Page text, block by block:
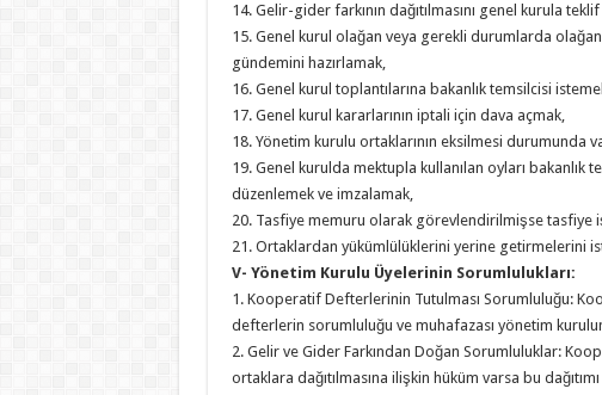
14. Gelir-gider farkının dağıtılmasını genel kurula
15. Genel kurul olağan veya gerekli durumlarda
gündemini hazırlamak,
16. Genel kurul toplantılarına bakanlık temsilcisi
17. Genel kurul kararlarının iptali için dava açmak,
18. Yönetim kurulu ortaklarının eksilmesi durumunda
19. Genel kurulda mektupla kullanılan oyları bakanlık
düzenlemek ve imzalamak,
20. Tasfiye memuru olarak görevlendirilmişse tasfiye
21. Ortaklardan yükümlülüklerini yerine getirmelerini
V- Yönetim Kurulu Üyelerinin Sorumlulukları:
1. Kooperatif Defterlerinin Tutulması Sorumluluğu:
defterlerin sorumluluğu ve muhafazası yönetim
2. Gelir ve Gider Farkından Doğan Sorumluluklar:
ortaklara dağıtılmasına ilişkin hüküm varsa bu